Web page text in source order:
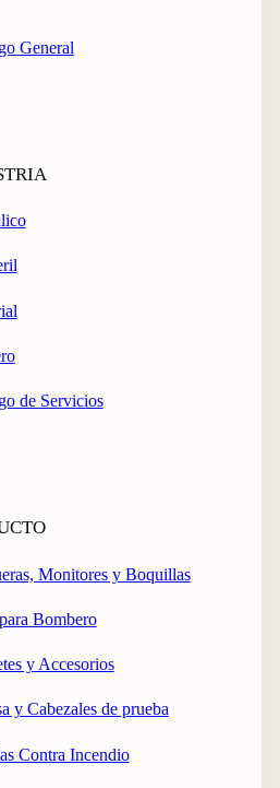
General
de Servicios
Monitores y Boquillas
Bombero
y Accesorios
y Cabezales de prueba
Contra Incendio